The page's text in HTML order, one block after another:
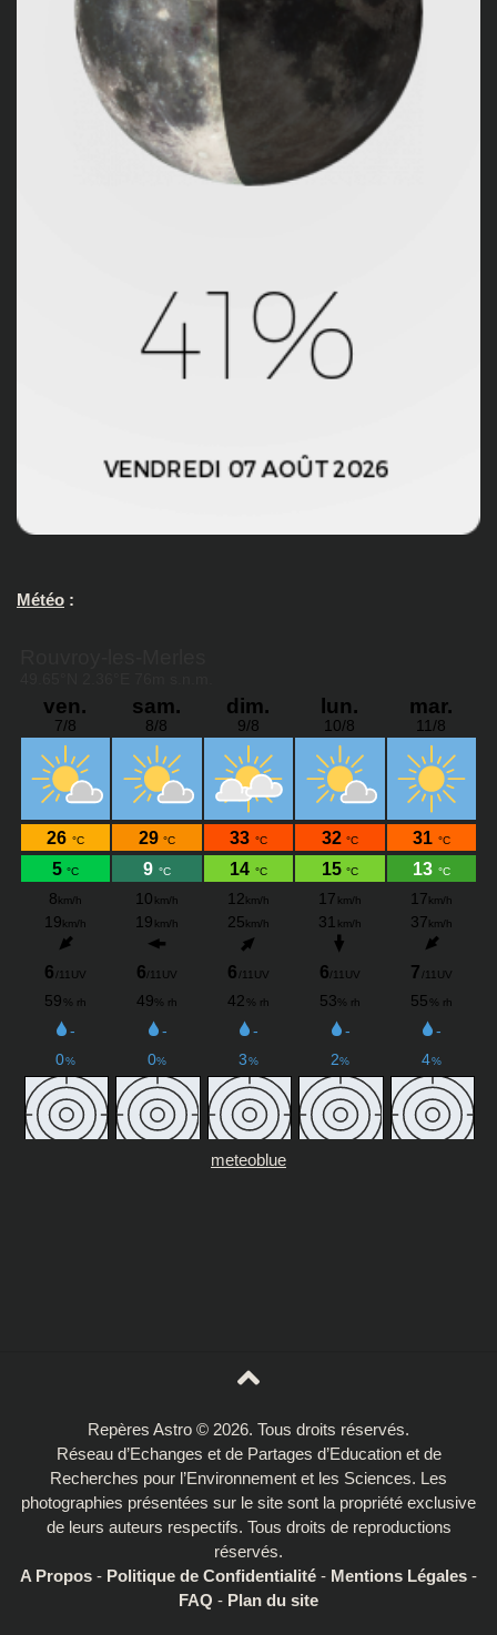
Météo :
meteoblue
Repères Astro © 2026. Tous droits réservés.
Réseau d’Echanges et de Partages d’Education et de
Recherches pour l’Environnement et les Sciences. Les
photographies présentées sur le site sont la propriété exclusive
de leurs auteurs respectifs. Tous droits de reproductions
réservés.
A Propos - Politique de Confidentialité - Mentions Légales -
FAQ - Plan du site